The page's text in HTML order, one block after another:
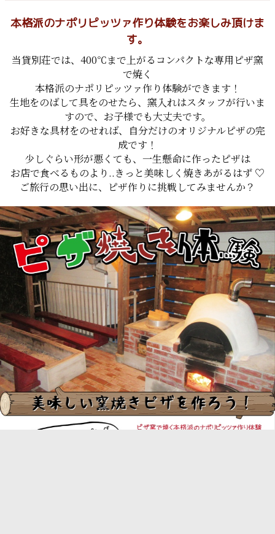
本格派のナポリピッツァ作り体験をお楽しみ頂けま
す。
当貸別荘では、400℃まで上がるコンパクトな専用ピザ窯
で焼く
本格派のナポリピッツァ作り体験ができます！
生地をのばして具をのせたら、窯入れはスタッフが行いま
すので、お子様でも大丈夫です。
お好きな具材をのせれば、自分だけのオリジナルピザの完
成です！
少しぐらい形が悪くても、一生懸命に作ったピザは
お店で食べるものより..きっと美味しく焼きあがるはず ♡
ご旅行の思い出に、ピザ作りに挑戦してみませんか？